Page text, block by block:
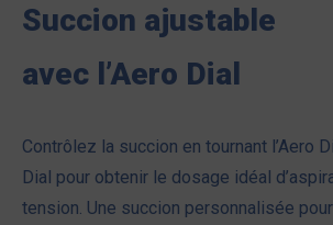
Succion ajustable
avec l’Aero Dial
Contrôlez la succion en tournant l’Aero
Dial pour obtenir le dosage idéal
tension. Une succion personnalisée